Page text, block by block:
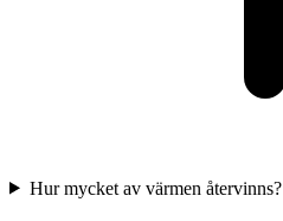
Hur mycket av värmen återvinns?